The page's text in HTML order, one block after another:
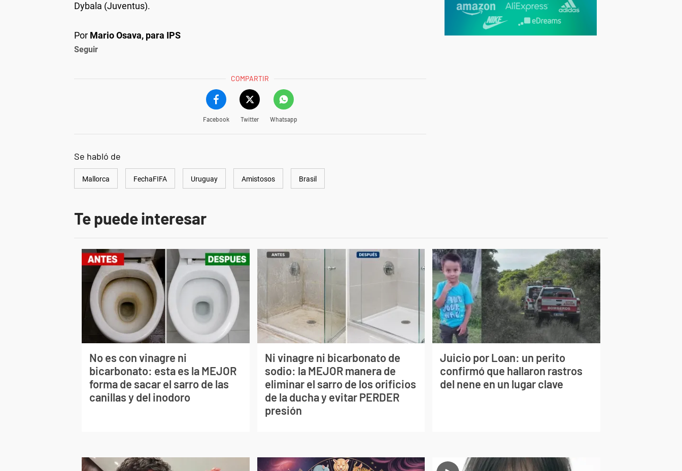
Dybala (Juventus).
Por Mario Osava, para IPS
Seguir
COMPARTIR
Facebook Twitter Whatsapp
Se habló de
Mallorca FechaFIFA Uruguay Amistosos Brasil
Te puede interesar
No es con vinagre ni
bicarbonato: esta es la MEJOR
forma de sacar el sarro de las
canillas y del inodoro
Ni vinagre ni bicarbonato de
sodio: la MEJOR manera de
eliminar el sarro de los orificios
de la ducha y evitar PERDER
presión
Juicio por Loan: un perito
confirmó que hallaron rastros
del nene en un lugar clave